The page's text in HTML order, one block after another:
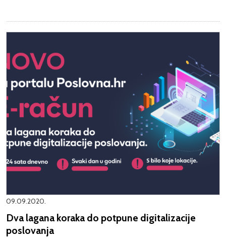
09.09.2020.
Dva lagana koraka do potpune digitalizacije
poslovanja